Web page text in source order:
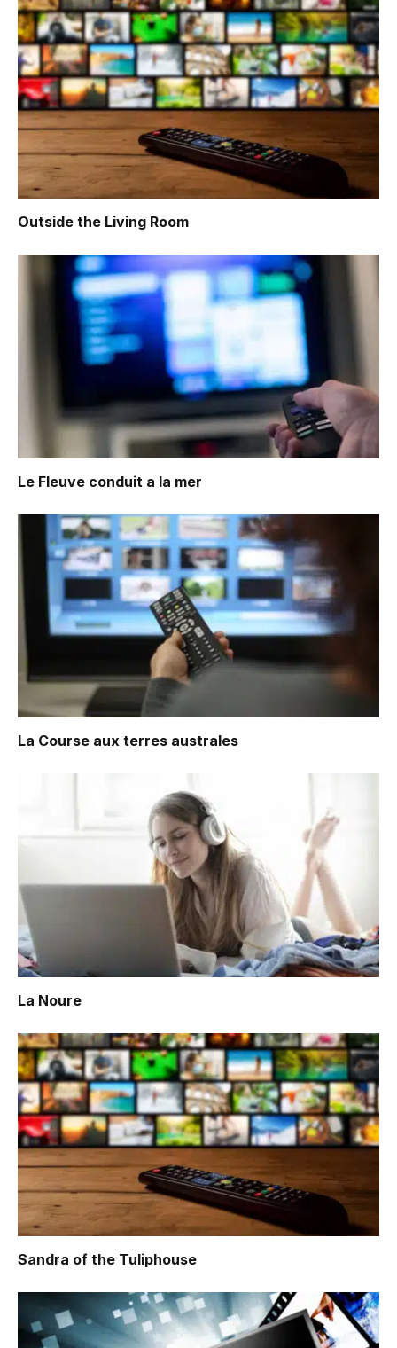
Outside the Living Room
Le Fleuve conduit a la mer
La Course aux terres australes
La Noure
Sandra of the Tuliphouse